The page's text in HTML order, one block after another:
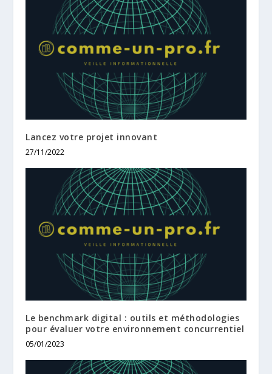
Lancez votre projet innovant
27/11/2022
Le benchmark digital : outils et méthodologies
pour évaluer votre environnement concurrentiel
05/01/2023